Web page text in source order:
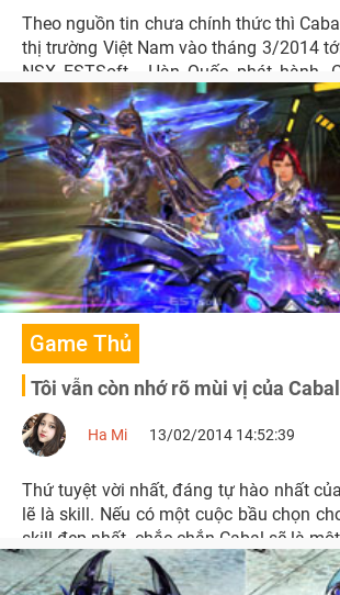
Theo nguồn tin chưa chính thức thì
thị trường Việt Nam vào tháng 3/2014
NSX ESTSoft - Hàn Quốc phát hành.
như hỗ trợ, chăm sóc khách hàng sẽ
Việt Nam và một công ty chuyên
Indonesia đảm nhiệm.
Game Thủ
Tôi vẫn còn nhớ rõ mùi vị của
Ha Mi 13/02/2014 14:52:39
Thứ tuyệt vời nhất, đáng tự hào nhất
lẽ là skill. Nếu có một cuộc bầu chọn
skill đẹp nhất, chắc chắn Cabal sẽ là
kì nặng kí.